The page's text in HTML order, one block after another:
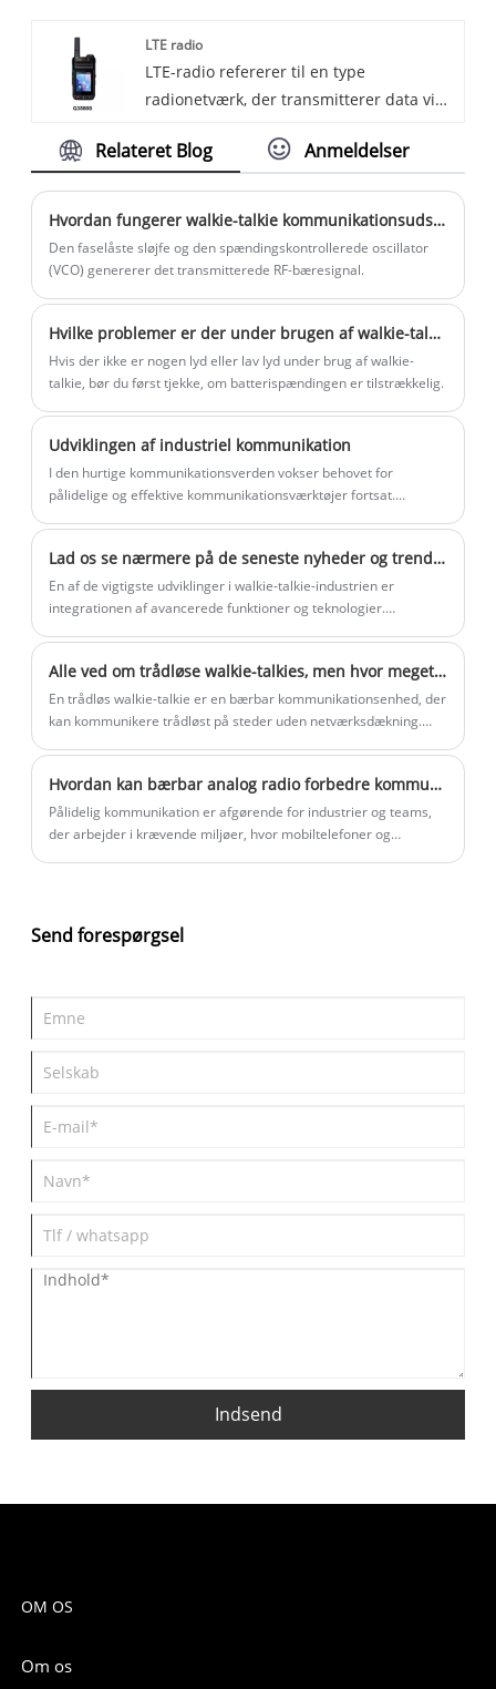
walkie-talkie uovertruffen ydeevne til en
uovertruffen værdi.
industrier såsom offentlig sikkerhed,
transport, forsyningsselskaber og mere.
Dens alsidighed og avancerede
for organisationer, der søger pålidelige
LTE radio
LTE-radio refererer til en type
radionetværk, der transmitterer data via
smalbånd, spredt spektrum og
LTE-radio er en standard for trådløs
kommunikationsteknologi med 3GPP og
en 4G-netværksteknologi i spidsen. Den
anvender teknologier såsom OFDM
(Orthogonal Frequency Division
Multiplexing) og MIMO (Multiple Input,
Multiple Output) for at opnå
Relateret Blog Anmeldelser
Hvordan fungerer walkie-talkie kommunikationsudstyr?
Den faselåste sløjfe og den spændingskontrollerede oscillator
(VCO) genererer det transmitterede RF-bæresignal.
Hvilke problemer er der under brugen af ​​walkie-talkies, og hvordan man reparerer dem
Hvis der ikke er nogen lyd eller lav lyd under brug af walkie-
talkie, bør du først tjekke, om batterispændingen er tilstrækkelig.
Udviklingen af ​​industriel kommunikation
I den hurtige kommunikationsverden vokser behovet for
pålidelige og effektive kommunikationsværktøjer fortsat.
Lad os se nærmere på de seneste nyheder og trends i walkie-talkie-branchen.
En af de vigtigste udviklinger i walkie-talkie-industrien er
integrationen af ​​avancerede funktioner og teknologier.
Alle ved om trådløse walkie-talkies, men hvor meget ved du om dem, og hvilke vigtige værdier har trådløse walkie-talkies!
En trådløs walkie-talkie er en bærbar kommunikationsenhed, der
kan kommunikere trådløst på steder uden netværksdækning.
byggepladser, sikkerhedsindustrier osv.
Hvordan kan bærbar analog radio forbedre kommunikationseffektiviteten i udfordrende miljøer?
Pålidelig kommunikation er afgørende for industrier og teams,
der arbejder i krævende miljøer, hvor mobiltelefoner og
praktisk håndfri betjening og holdbar ydeevne. Denne artikel
forklarer, hvordan bærbare analoge radioer løser almindelige
erfarne producenter som Lisheng hjælper organisationer med at
Send forespørgsel
Indsend
OM OS
Om os